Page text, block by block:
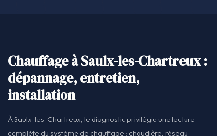
Chauffage à Saulx-les-Chartreux :
dépannage, entretien,
installation
À Saulx-les-Chartreux, le diagnostic privilégie une lecture
complète du système de chauffage : chaudière, réseau